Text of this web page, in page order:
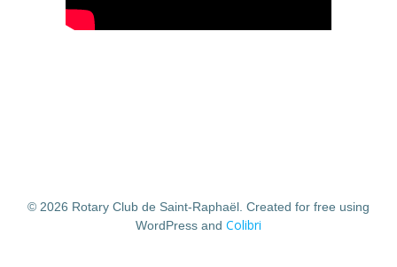
© 2026 Rotary Club de Saint-Raphaël. Created for free using
WordPress and Colibri